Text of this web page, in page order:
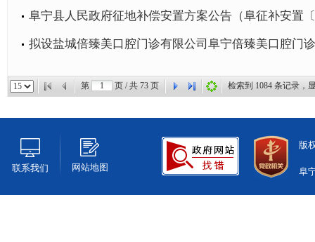
阜宁县人民政府征地补偿安置方案公告（阜征补安置
拟设盐城倍臻美口腔门诊有限公司阜宁倍臻美口腔门
第 页 / 共 73 页 检索到 1084 条记录，
联系我们 网站地图
版
阜